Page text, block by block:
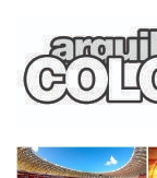
content